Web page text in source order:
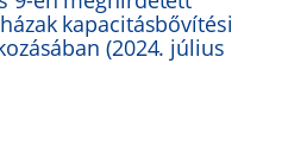
kapacitásbővítési
(2024. július